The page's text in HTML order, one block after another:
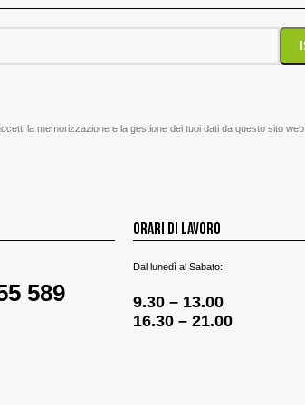
la memorizzazione e la gestione dei tuoi dati da questo sito web
589
ORARI DI LAVORO
Dal lunedì al Sabato:
9.30 – 13.00
16.30 – 21.00